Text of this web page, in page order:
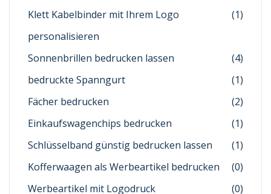
Klett Kabelbinder mit Ihrem Logo
personalisieren
(1)
Sonnenbrillen bedrucken lassen
(4)
bedruckte Spanngurt
(1)
Fächer bedrucken
(2)
Einkaufswagenchips bedrucken
(1)
Schlüsselband günstig bedrucken lassen
(1)
Kofferwaagen als Werbeartikel bedrucken
(0)
Werbeartikel mit Logodruck
(0)